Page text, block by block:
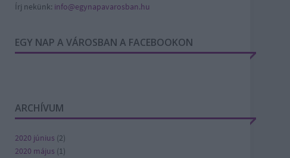
Írj nekünk: info@egynapavarosban.hu
EGY NAP A VÁROSBAN A FACEBOOKON
ARCHÍVUM
2020 június (2)
2020 május (1)